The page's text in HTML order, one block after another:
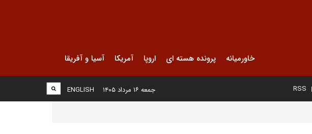
خاورمیانه پرونده هسته ای اروپا آمریکا آسیا و آفریقا
RSS
ENGLISH جمعه ۱۶ مرداد ۱۴۰۵